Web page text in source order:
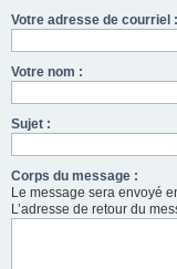
Votre adresse de courriel :
Votre nom :
Sujet :
Corps du message :
Le message sera envoyé
L’adresse de retour du